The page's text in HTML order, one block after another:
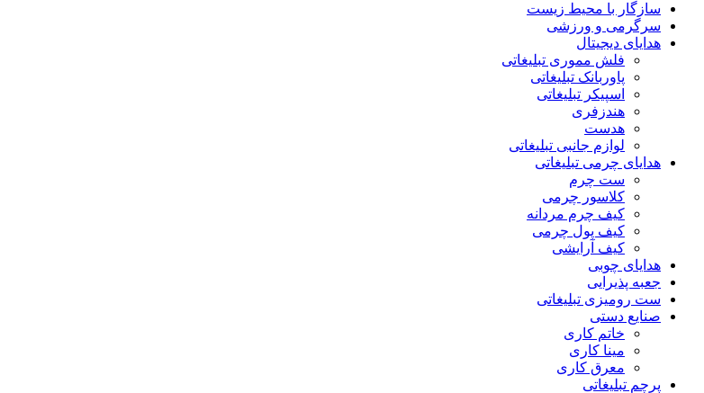
سازگار با محیط زیست
سرگرمی و ورزشی
هدایای دیجیتال
فلش مموری تبلیغاتی
پاوربانک تبلیغاتی
اسپیکر تبلیغاتی
هندزفری
هدست
لوازم جانبی تبلیغاتی
هدایای چرمی تبلیغاتی
ست چرم
کلاسور چرمی
کیف چرم مردانه
کیف پول چرمی
کیف آرایشی
هدایای چوبی
جعبه پذیرایی
ست رومیزی تبلیغاتی
صنایع دستی
خاتم کاری
مینا کاری
معرق کاری
پرچم تبلیغاتی